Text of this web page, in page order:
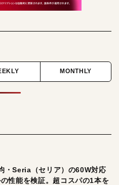
MONTHLY
・Seria（セリア）の60W対応
性能を検証。超コスパの1本を